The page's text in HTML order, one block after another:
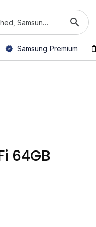
Samsung Premium
64GB